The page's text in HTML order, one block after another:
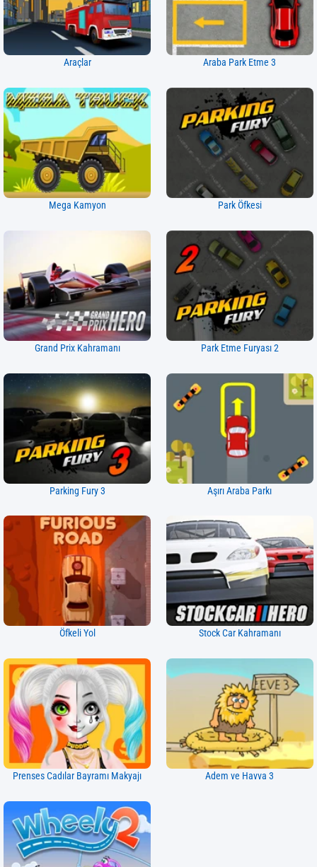
Araçlar Araba Park Etme 3
Mega Kamyon Park Öfkesi
Grand Prix Kahramanı Park Etme Furyası 2
Parking Fury 3 Aşırı Araba Parkı
Öfkeli Yol Stock Car Kahramanı
Prenses Cadılar Bayramı Makyajı Adem ve Havva 3